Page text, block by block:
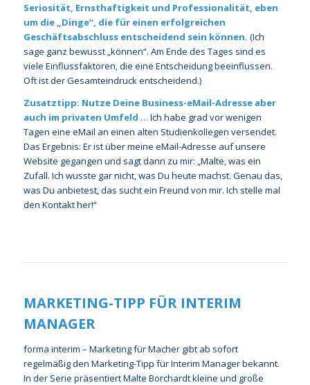
Seriosität, Ernsthaftigkeit und Professionalität, eben
um die „Dinge“, die für einen erfolgreichen
Geschäftsabschluss entscheidend sein können. (Ich
sage ganz bewusst „können“. Am Ende des Tages sind es
viele Einflussfaktoren, die eine Entscheidung beeinflussen.
Oft ist der Gesamteindruck entscheidend.)
Zusatztipp: Nutze Deine Business-eMail-Adresse aber
auch im privaten Umfeld … Ich habe grad vor wenigen
Tagen eine eMail an einen alten Studienkollegen versendet.
Das Ergebnis: Er ist über meine eMail-Adresse auf unsere
Website gegangen und sagt dann zu mir: „Malte, was ein
Zufall. Ich wusste gar nicht, was Du heute machst. Genau das,
was Du anbietest, das sucht ein Freund von mir. Ich stelle mal
den Kontakt her!“
MARKETING-TIPP FÜR INTERIM
MANAGER
forma interim – Marketing für Macher gibt ab sofort
regelmäßig den Marketing-Tipp für Interim Manager bekannt.
In der Serie präsentiert Malte Borchardt kleine und große